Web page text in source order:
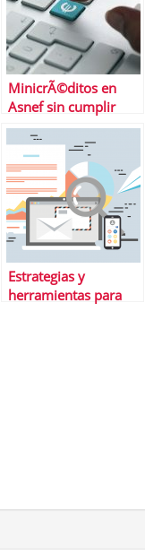
MinicrÃ©ditos en
Asnef sin cumplir
requisitos
Estrategias y
herramientas para